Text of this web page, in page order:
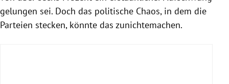
gelungen sei. Doch das politische Chaos, in dem die
Parteien stecken, könnte das zunichtemachen.